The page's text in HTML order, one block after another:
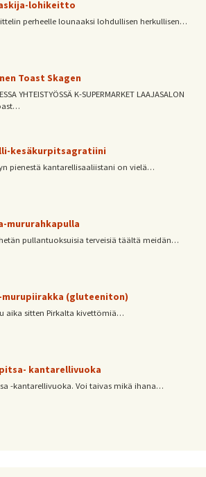
lohikeitto
perheelle lounaaksi lohdullisen herkullisen…
Toast Skagen
YHTEISTYÖSSÄ K-SUPERMARKET LAAJASALON
kesäkurpitsagratiini
pienestä kantarellisaaliistani on vielä…
mururahkapulla
pullantuoksuisia terveisiä täältä meidän…
murupiirakka (gluteeniton)
aika sitten Pirkalta kivettömiä…
kantarellivuoka
-kantarellivuoka. Voi taivas mikä ihana…